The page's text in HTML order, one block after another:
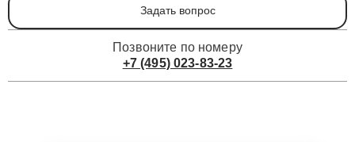
Задать вопрос
Позвоните по номеру
+7 (495) 023-83-23